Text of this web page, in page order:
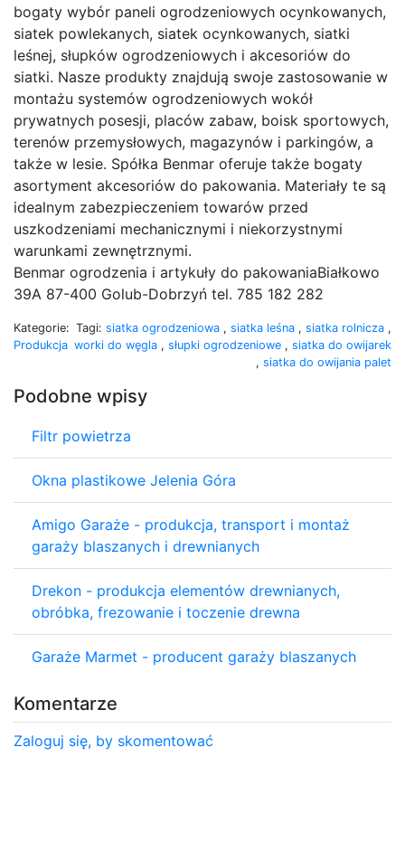
bogaty wybór paneli ogrodzeniowych ocynkowanych,
siatek powlekanych, siatek ocynkowanych, siatki
leśnej, słupków ogrodzeniowych i akcesoriów do
siatki. Nasze produkty znajdują swoje zastosowanie w
montażu systemów ogrodzeniowych wokół
prywatnych posesji, placów zabaw, boisk sportowych,
terenów przemysłowych, magazynów i parkingów, a
także w lesie. Spółka Benmar oferuje także bogaty
asortyment akcesoriów do pakowania. Materiały te są
idealnym zabezpieczeniem towarów przed
uszkodzeniami mechanicznymi i niekorzystnymi
warunkami zewnętrznymi.
Benmar ogrodzenia i artykuły do pakowaniaBiałkowo
39A 87-400 Golub-Dobrzyń tel. 785 182 282
Kategorie:
Produkcja
Tagi: siatka ogrodzeniowa , siatka leśna , siatka rolnicza ,
worki do węgla , słupki ogrodzeniowe , siatka do owijarek
, siatka do owijania palet
Podobne wpisy
Filtr powietrza
Okna plastikowe Jelenia Góra
Amigo Garaże - produkcja, transport i montaż
garaży blaszanych i drewnianych
Drekon - produkcja elementów drewnianych,
obróbka, frezowanie i toczenie drewna
Garaże Marmet - producent garaży blaszanych
Komentarze
Zaloguj się, by skomentować